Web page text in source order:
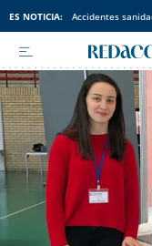
ES NOTICIA: Accidentes